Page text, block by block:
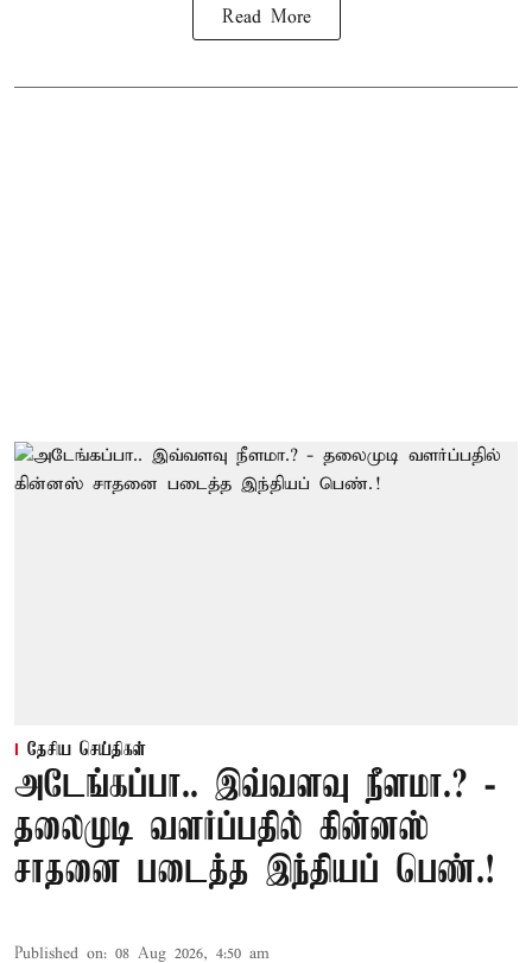
Read More
தேசிய செய்திகள்
அடேங்கப்பா.. இவ்வளவு நீளமா.? -
தலைமுடி வளர்ப்பதில் கின்னஸ்
சாதனை படைத்த இந்தியப் பெண்.!
Published on: 08 Aug 2026, 4:50 am